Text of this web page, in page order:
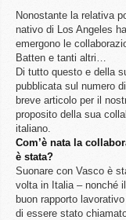
Nonostante la relativa
nativo di Los Angeles
emergono le
Batten e tanti altri…
Di tutto questo e della
pubblicata sul numero
breve articolo per il
proposito della sua
italiano.
Com’è nata la
è stata?
Suonare con Vasco è
volta in Italia – nonché
buon rapporto
di essere stato